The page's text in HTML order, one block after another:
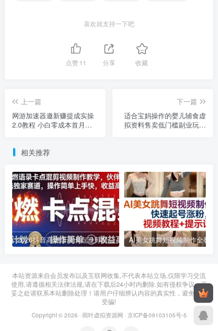
喜欢就支持一下吧
点赞11 分享 收藏
上一篇
网游加速器邀新赚提成实操
2.0教程 小白零成本首月可
下一篇
适合宝妈操作的婴儿辅食虚
拟资料售卖低门槛副业玩法
相关推荐
2026抖音高燃语录卡点混剪制作教学 伙伴计划低门槛增收教程
2026年03月11日 2026年03月28日
本站资源来自会员发布以及互联网收集,不代表本站立场,仅限学习交流
使用,请遵循相关法律法规,请在下载后24小时内删除.如有侵权争议、不
妥之处请联系本站删除处理！请用户仔细辨认内容的真实性，避免上当
受骗!
Copyright © 2026 · 雨叶虚拟资源网 · 京ICP备09103105号-5